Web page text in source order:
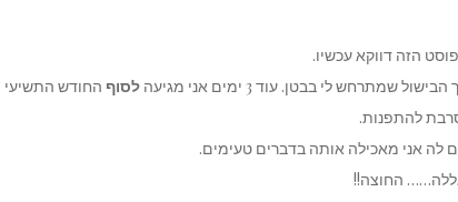
הזה דווקא עכשיו.
לי בבטן. עוד 3 ימים אני מגיעה
לסוף החודש התשיעי
להתפנות.
לה אני מאכילה אותה בדברים טעימים.
החוצה!!